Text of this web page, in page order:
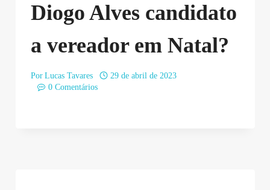
Diogo Alves candidato
a vereador em Natal?
Por Lucas Tavares
29 de abril de 2023
0 Comentários